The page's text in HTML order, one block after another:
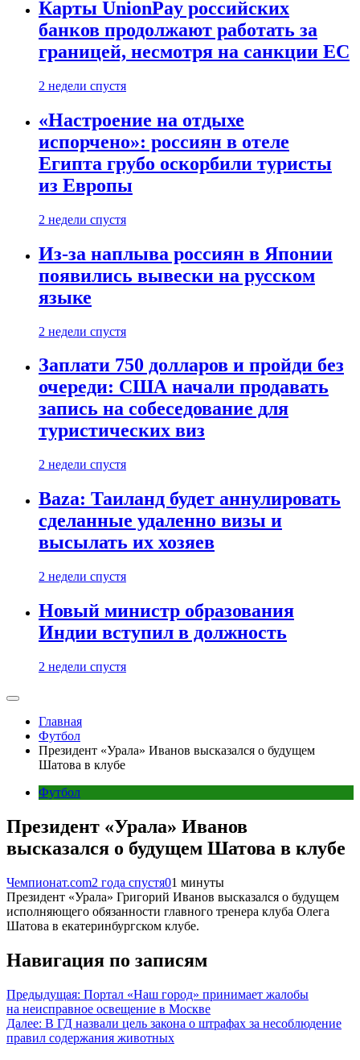
Карты UnionPay российских
банков продолжают работать за
границей, несмотря на санкции ЕС
2 недели спустя
«Настроение на отдыхе
испорчено»: россиян в отеле
Египта грубо оскорбили туристы
из Европы
2 недели спустя
Из-за наплыва россиян в Японии
появились вывески на русском
языке
2 недели спустя
Заплати 750 долларов и пройди без
очереди: США начали продавать
запись на собеседование для
туристических виз
2 недели спустя
Baza: Таиланд будет аннулировать
сделанные удаленно визы и
высылать их хозяев
2 недели спустя
Новый министр образования
Индии вступил в должность
2 недели спустя
Главная
Футбол
Президент «Урала» Иванов высказался о будущем
Шатова в клубе
Футбол
Президент «Урала» Иванов
высказался о будущем Шатова в клубе
Чемпионат.com2 года спустя01 минуты
Президент «Урала» Григорий Иванов высказался о будущем
исполняющего обязанности главного тренера клуба Олега
Шатова в екатеринбургском клубе.
Навигация по записям
Предыдущая: Портал «Наш город» принимает жалобы
на неисправное освещение в Москве
Далее: В ГД назвали цель закона о штрафах за несоблюдение
правил содержания животных